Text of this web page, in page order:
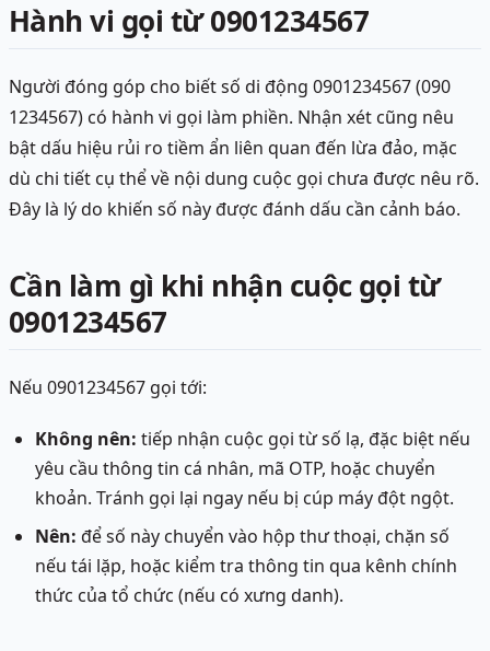
Hành vi gọi từ 0901234567
Người đóng góp cho biết số di động 0901234567 (090
1234567) có hành vi gọi làm phiền. Nhận xét cũng nêu
bật dấu hiệu rủi ro tiềm ẩn liên quan đến lừa đảo, mặc
dù chi tiết cụ thể về nội dung cuộc gọi chưa được nêu rõ.
Đây là lý do khiến số này được đánh dấu cần cảnh báo.
Cần làm gì khi nhận cuộc gọi từ
0901234567
Nếu 0901234567 gọi tới:
Không nên: tiếp nhận cuộc gọi từ số lạ, đặc biệt nếu
yêu cầu thông tin cá nhân, mã OTP, hoặc chuyển
khoản. Tránh gọi lại ngay nếu bị cúp máy đột ngột.
Nên: để số này chuyển vào hộp thư thoại, chặn số
nếu tái lặp, hoặc kiểm tra thông tin qua kênh chính
thức của tổ chức (nếu có xưng danh).